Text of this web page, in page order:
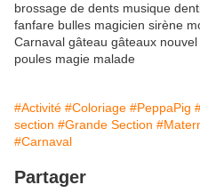
brossage de dents musique
fanfare bulles magicien sirène
Carnaval gâteau gâteaux
poules magie malade
#Activité #Coloriage #PeppaPig
section #Grande Section
#Carnaval
Partager